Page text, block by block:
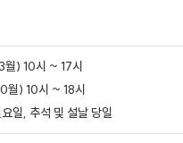
) 10시 ~ 17시
월) 10시 ~ 18시
일, 추석 및 설날 당일